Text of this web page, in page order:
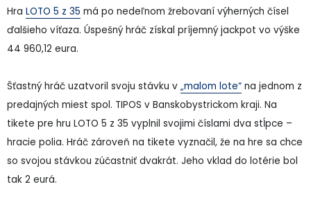
Hra LOTO 5 z 35 má po nedeľnom žrebovaní výherných čísel
ďalšieho víťaza. Úspešný hráč získal príjemný jackpot vo výške
44 960,12 eura.
Šťastný hráč uzatvoril svoju stávku v „malom lote“ na jednom z
predajných miest spol. TIPOS v Banskobystrickom kraji. Na
tikete pre hru LOTO 5 z 35 vyplnil svojimi číslami dva stĺpce –
hracie polia. Hráč zároveň na tikete vyznačil, že na hre sa chce
so svojou stávkou zúčastniť dvakrát. Jeho vklad do lotérie bol
tak 2 eurá.